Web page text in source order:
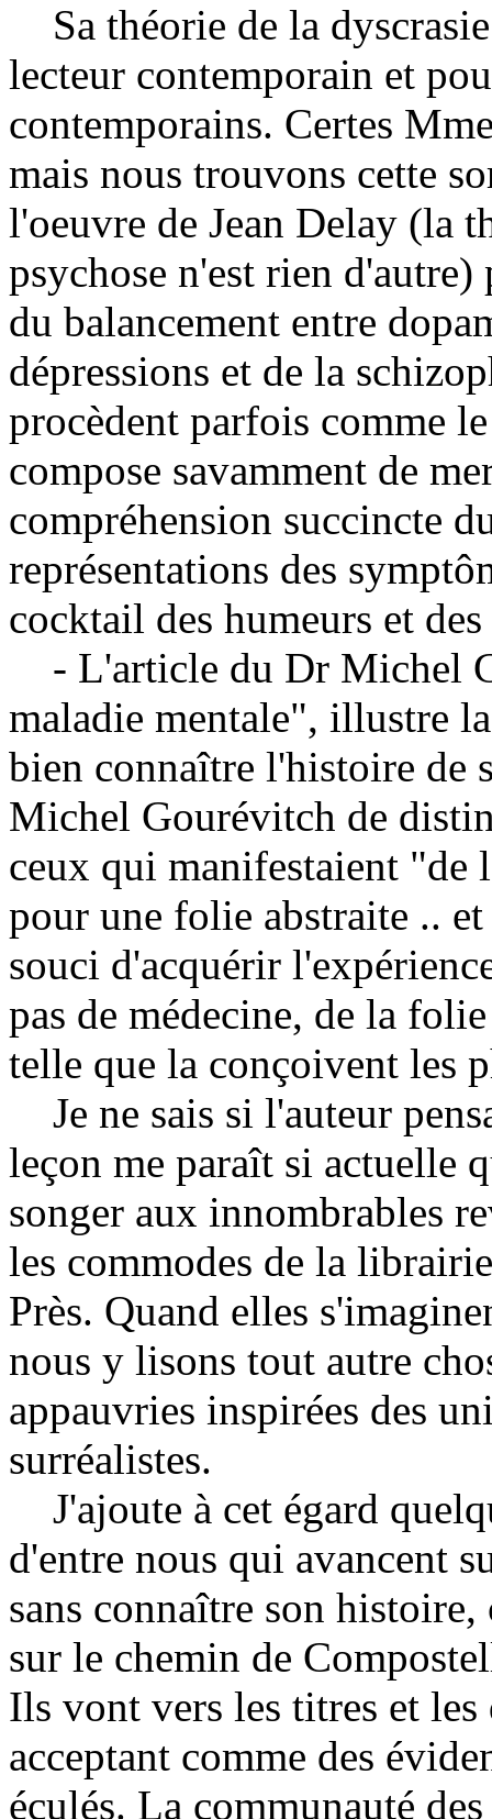
Sa théorie de la
lecteur contemporain et
contemporains. Certes
mais nous trouvons cette
l'oeuvre de Jean Delay (la
psychose n'est rien
du balancement entre
dépressions et de la
procèdent parfois comme
compose savamment de
compréhension succincte
représentations des
cocktail des humeurs et
- L'article du Dr Michel
maladie mentale", illustre
bien connaître l'histoire de
Michel Gourévitch de
ceux qui manifestaient
pour une folie abstraite ..
souci d'acquérir
pas de médecine, de la
telle que la conçoivent les
Je ne sais si l'auteur
leçon me paraît si actuelle
songer aux innombrables
les commodes de la
Près. Quand elles
nous y lisons tout autre
appauvries inspirées des
surréalistes.
J'ajoute à cet égard
d'entre nous qui avancent
sans connaître son
sur le chemin de
Ils vont vers les titres et les
acceptant comme des
éculés. La communauté